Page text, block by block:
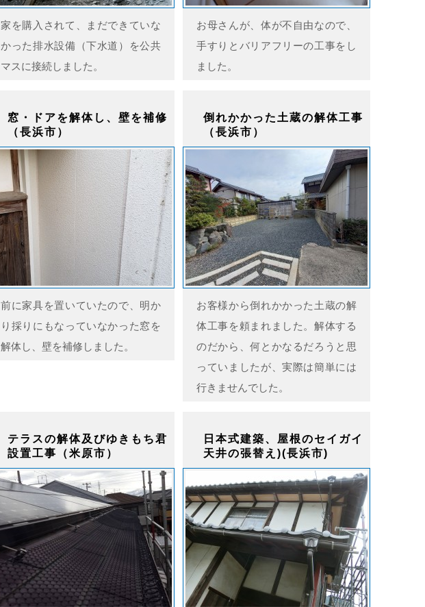
家を購入されて、まだできていな
かった排水設備（下水道）を公共
マスに接続しました。
お母さんが、体が不自由なので、
手すりとバリアフリーの工事をし
ました。
窓・ドアを解体し、壁を補修
（長浜市）
前に家具を置いていたので、明か
り採りにもなっていなかった窓を
解体し、壁を補修しました。
倒れかかった土蔵の解体工事
（長浜市）
お客様から倒れかかった土蔵の解
体工事を頼まれました。解体する
のだから、何とかなるだろうと思
っていましたが、実際は簡単には
行きませんでした。
テラスの解体及びゆきもち君
設置工事（米原市）
日本式建築、屋根のセイガイ
天井の張替え)(長浜市)